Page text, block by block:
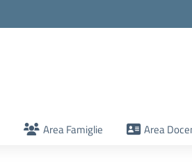
Area Famiglie Area